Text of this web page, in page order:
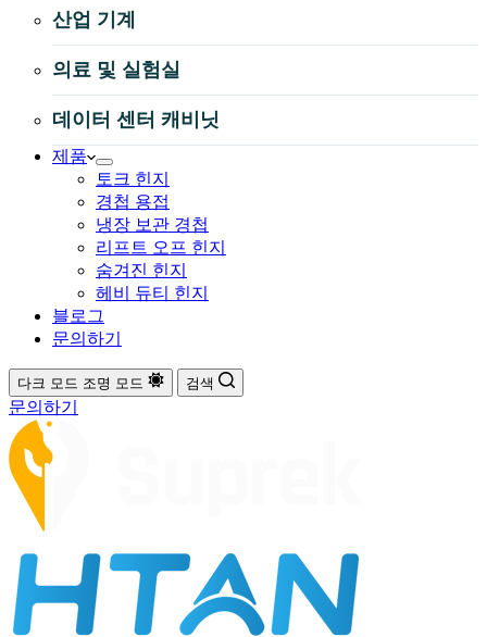
산업 기계
의료 및 실험실
데이터 센터 캐비닛
제품
토크 힌지
경첩 용접
냉장 보관 경첩
리프트 오프 힌지
숨겨진 힌지
헤비 듀티 힌지
블로그
문의하기
다크 모드 조명 모드 검색
문의하기